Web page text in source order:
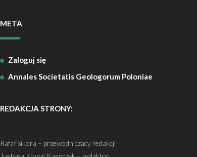
META
Zaloguj się
Annales Societatis Geologorum Poloniae
REDAKCJA STRONY:
Rafał Sikora – przewodniczący redakcji